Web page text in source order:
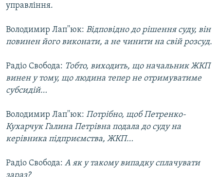
управління.
Володимир Лап''юк: Відповідно до рішення суду, він
повинен його виконати, а не чинити на свій розсуд.
Радіо Свобода: Тобто, виходить, що начальник ЖКП
винен у тому, що людина тепер не отримуватиме
субсидій…
Володимир Лап''юк: Потрібно, щоб Петренко-
Кухарчук Галина Петрівна подала до суду на
керівника підприємства, ЖКП…
Радіо Свобода: А як у такому випадку сплачувати